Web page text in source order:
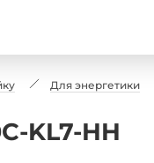
Для энергетики
KL7-HH